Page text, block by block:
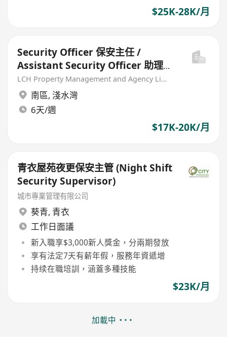
$25K-28K/月
Security Officer 保安主任 /
Assistant Security Officer 助理保
安主任 (港島南區住宅 - 早/中/夜班)
LCH Property Management and Agency Limited
南區, 淺水灣
6天/週
$17K-20K/月
青衣屋苑夜更保安主管 (Night Shift
Security Supervisor)
城市專業管理有限公司
葵青, 青衣
工作日面議
新入職享$3,000新人獎金，分兩期發放
享有法定7天有薪年假，服務年資遞增
持续在職培訓，涵蓋多種技能
$23K/月
加載中